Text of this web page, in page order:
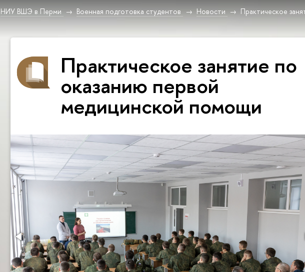
НИУ ВШЭ в Перми Военная подготовка студентов Новости Практическое
Практическое занятие по
оказанию первой
медицинской помощи